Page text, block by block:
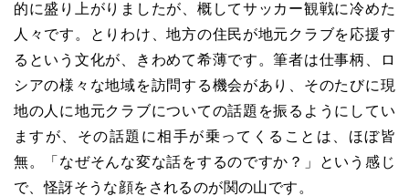
的に盛り上がりましたが、概してサッカー観戦に冷めた
人々です。とりわけ、地方の住民が地元クラブを応援す
るという文化が、きわめて希薄です。筆者は仕事柄、ロ
シアの様々な地域を訪問する機会があり、そのたびに現
地の人に地元クラブについての話題を振るようにしてい
ますが、その話題に相手が乗ってくることは、ほぼ皆
無。「なぜそんな変な話をするのですか？」という感じ
で、怪訝そうな顔をされるのが関の山です。